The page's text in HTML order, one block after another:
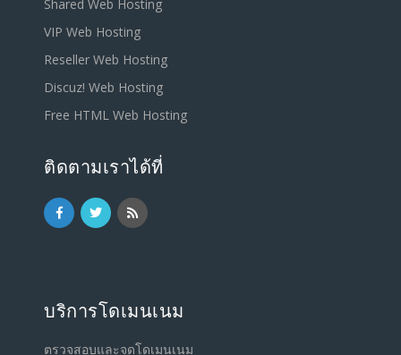
Shared Web Hosting
VIP Web Hosting
Reseller Web Hosting
Discuz! Web Hosting
Free HTML Web Hosting
ติดตามเราได้ที่
บริการโดเมนเนม
ตรวจสอบและจดโดเมนเนม